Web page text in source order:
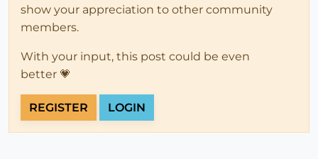
show your appreciation to other community
members.
With your input, this post could be even
better 💗
REGISTER LOGIN